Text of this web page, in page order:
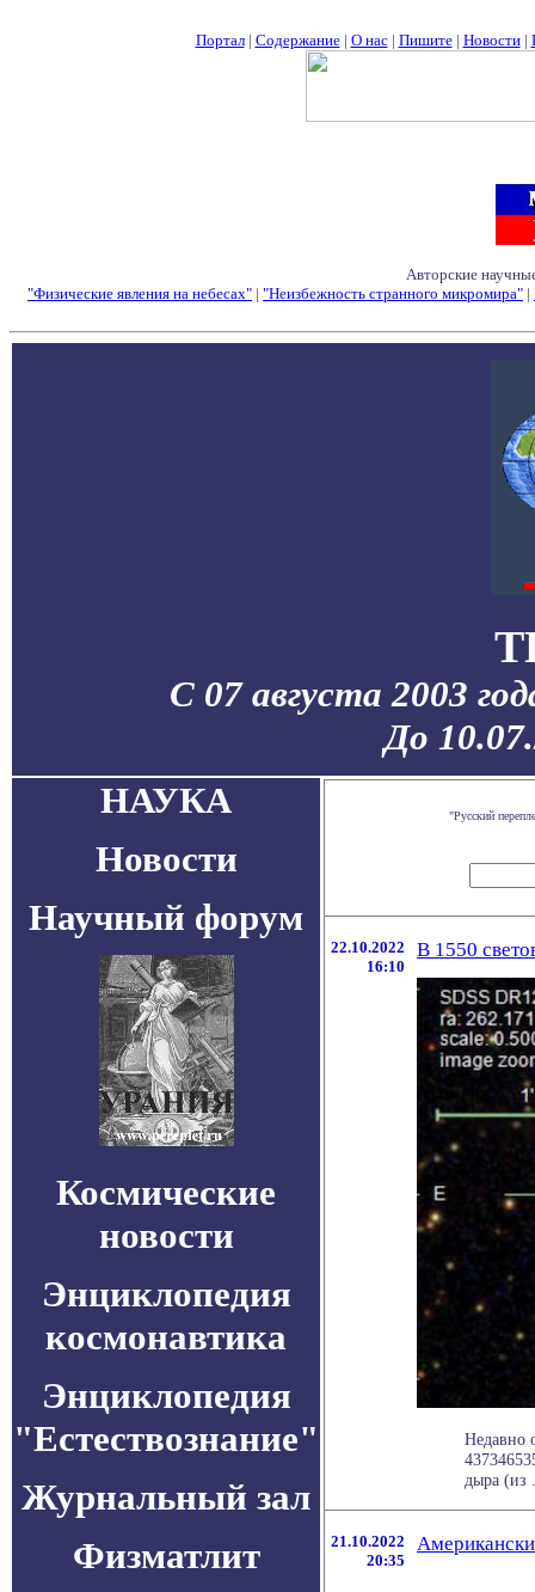
Портал| Содержание| О нас| Пишите| Новости|
Авторские
"Физические явления на небесах" | "Неизбежность странного микромира" |
С 07 августа 2003
До
НАУКА
Новости
Научный форум
Космические
новости
Энциклопедия
космонавтика
Энциклопедия
"Естествознание"
Журнальный зал
Физматлит
"Русский
22.10.2022
16:10
В 1550
Недавно
дыра (из
21.10.2022
20:35